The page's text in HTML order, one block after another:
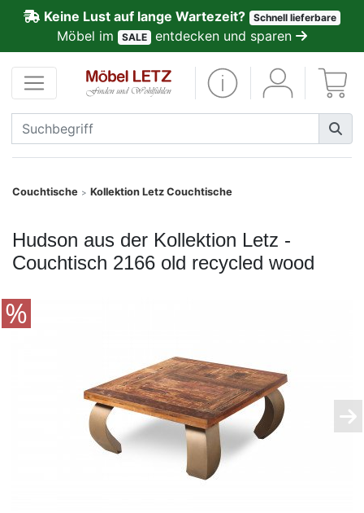
Keine Lust auf lange Wartezeit? Schnell lieferbare
Möbel im SALE entdecken und sparen
Couchtische > Kollektion Letz Couchtische
Hudson aus der Kollektion Letz -
Couchtisch 2166 old recycled wood
Kundenmeinungen
Anmelden
PREMIUM
Schnell
SALE
Finanzierung